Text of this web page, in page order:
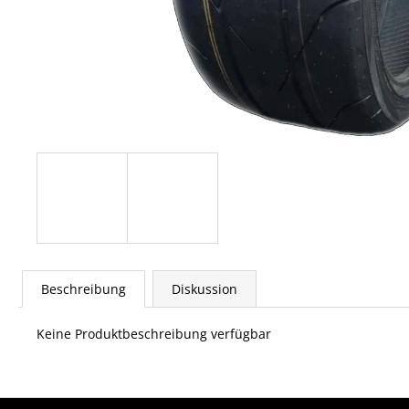
Beschreibung Diskussion
Keine Produktbeschreibung verfügbar